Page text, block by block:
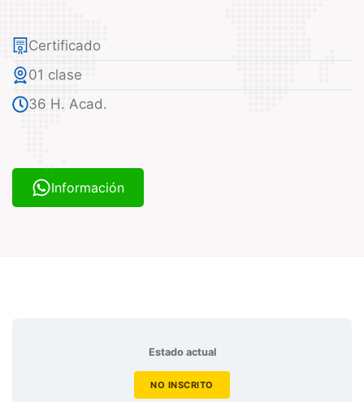
Certificado
01 clase
36 H. Acad.
Información
Estado actual
NO INSCRITO